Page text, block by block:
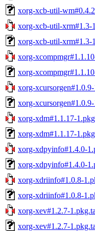
xorg-xcb-util-
xorg-xcb-util-xrm#1.3-
xorg-xcb-util-xrm#1.3-
xorg-
xorg-
xorg-
xorg-
xorg-xdm#1.1.17-
xorg-xdm#1.1.17-
xorg-xdpyinfo#1.4.0-
xorg-xdpyinfo#1.4.0-
xorg-xdriinfo#1.0.8-
xorg-xdriinfo#1.0.8-
xorg-xev#1.2.7-
xorg-xev#1.2.7-